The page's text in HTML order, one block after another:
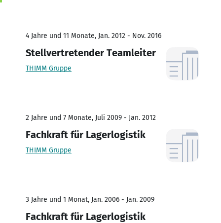
4 Jahre und 11 Monate, Jan. 2012 - Nov. 2016
Stellvertretender Teamleiter
THIMM Gruppe
2 Jahre und 7 Monate, Juli 2009 - Jan. 2012
Fachkraft für Lagerlogistik
THIMM Gruppe
3 Jahre und 1 Monat, Jan. 2006 - Jan. 2009
Fachkraft für Lagerlogistik